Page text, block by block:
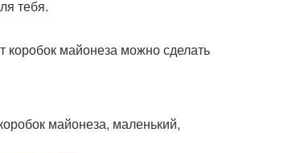
тебя.
коробок майонеза можно сделать
майонеза, маленький,